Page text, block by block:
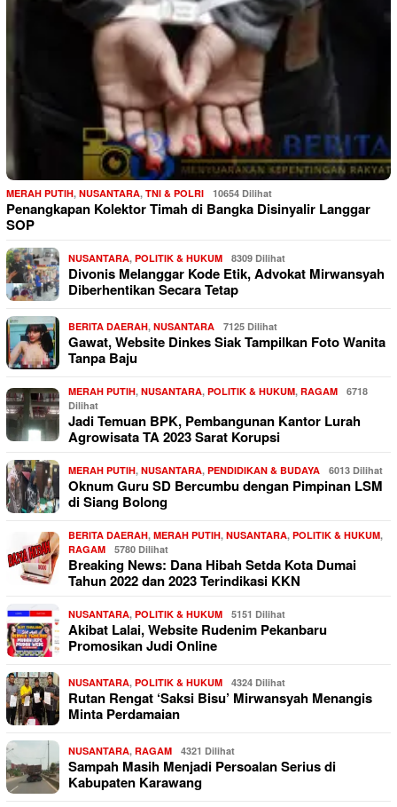
MERAH PUTIH, NUSANTARA, TNI & POLRI 10654 Dilihat
Penangkapan Kolektor Timah di Bangka Disinyalir Langgar
SOP
NUSANTARA, POLITIK & HUKUM 8309 Dilihat
Divonis Melanggar Kode Etik, Advokat Mirwansyah
Diberhentikan Secara Tetap
BERITA DAERAH, NUSANTARA 7125 Dilihat
Gawat, Website Dinkes Siak Tampilkan Foto Wanita
Tanpa Baju
MERAH PUTIH, NUSANTARA, POLITIK & HUKUM, RAGAM
6718
Dilihat
Jadi Temuan BPK, Pembangunan Kantor Lurah
Agrowisata TA 2023 Sarat Korupsi
MERAH PUTIH, NUSANTARA, PENDIDIKAN & BUDAYA 6013 Dilihat
Oknum Guru SD Bercumbu dengan Pimpinan LSM
di Siang Bolong
BERITA DAERAH, MERAH PUTIH, NUSANTARA, POLITIK & HUKUM,
RAGAM
5780 Dilihat
Breaking News: Dana Hibah Setda Kota Dumai
Tahun 2022 dan 2023 Terindikasi KKN
NUSANTARA, POLITIK & HUKUM 5151 Dilihat
Akibat Lalai, Website Rudenim Pekanbaru
Promosikan Judi Online
NUSANTARA, POLITIK & HUKUM 4324 Dilihat
Rutan Rengat ‘Saksi Bisu’ Mirwansyah Menangis
Minta Perdamaian
NUSANTARA, RAGAM 4321 Dilihat
Sampah Masih Menjadi Persoalan Serius di
Kabupaten Karawang